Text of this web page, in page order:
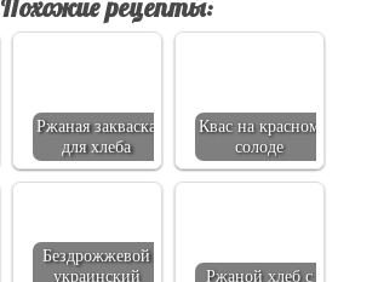
Похожие рецепты:
Ржаная закваска
для хлеба
Квас на красном
солоде
Бездрожжевой
украинский
Ржаной хлеб с